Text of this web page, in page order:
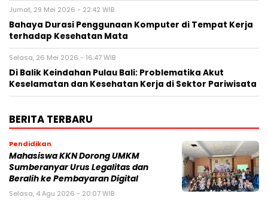
Jumat, 29 Mei 2026 - 22:42 WIB
Bahaya Durasi Penggunaan Komputer di Tempat Kerja
terhadap Kesehatan Mata
Selasa, 26 Mei 2026 - 16:47 WIB
Di Balik Keindahan Pulau Bali: Problematika Akut
Keselamatan dan Kesehatan Kerja di Sektor Pariwisata
BERITA TERBARU
Pendidikan
Mahasiswa KKN Dorong UMKM
Sumberanyar Urus Legalitas dan
Beralih ke Pembayaran Digital
Selasa, 4 Agu 2026 - 20:07 WIB